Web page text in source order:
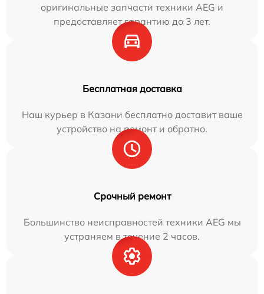
оригинальные запчасти техники AEG и
предоставляет гарантию до 3 лет.
Бесплатная доставка
Наш курьер в Казани бесплатно доставит ваше
устройство на ремонт и обратно.
Срочный ремонт
Большинство неисправностей техники AEG мы
устраняем в течение 2 часов.